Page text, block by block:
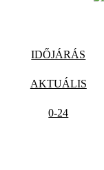
IDŐJÁRÁS
AKTUÁLIS
0-24